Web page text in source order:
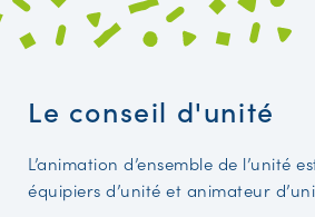
Le conseil d'unité
L’animation d’ensemble de l’unité
équipiers d’unité et animateur